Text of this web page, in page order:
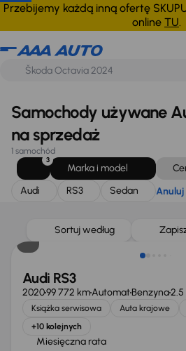
Przebijemy każdą inną ofertę
online TU.
Audi RS3 Sedan Anuluj
Samochody używane
na sprzedaż
1 samochód
3
Marka i model
Audi
RS3 Sedan Anuluj
Sortuj według
Taniej o 4 000 zł
Audi RS3
202099 772 kmAutomatBenzyna2.5
Książka serwisowa Auta krajowe
+10 kolejnych
Miesięczna rata